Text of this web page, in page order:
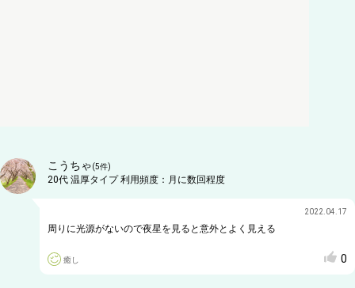
こうちゃ(5件)
20代 温厚タイプ利用頻度： 月に数回程度
2022.04.17
周りに光源がないので夜星を見ると意外とよく見える
癒し 0